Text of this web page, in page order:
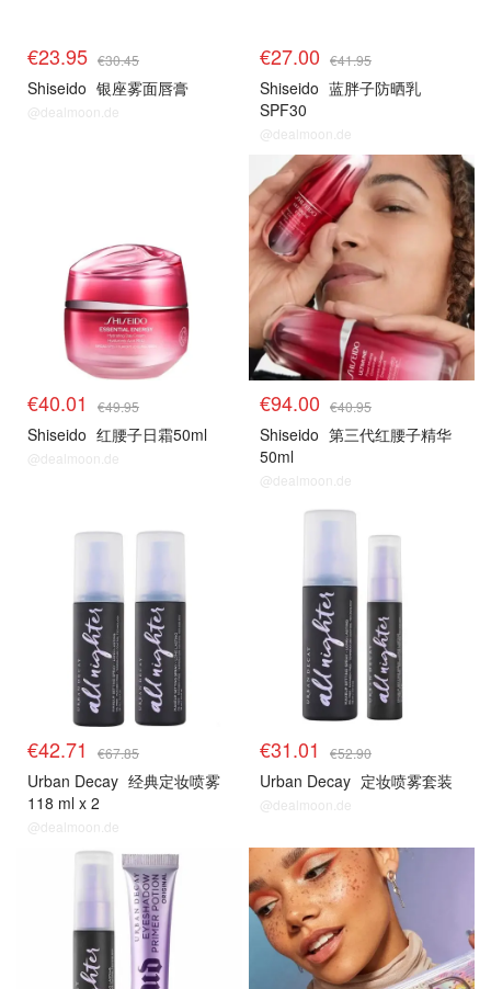
€23.95 €30.45
Shiseido 银座雾面唇膏
@dealmoon.de
€27.00 €41.95
Shiseido 蓝胖子防晒乳
SPF30
@dealmoon.de
€40.01 €49.95
Shiseido 红腰子日霜50ml
@dealmoon.de
资生堂
€94.00 €40.95
Shiseido 第三代红腰子精华
50ml
@dealmoon.de
€42.71 €67.85
Urban Decay 经典定妆喷雾
118 ml x 2
@dealmoon.de
€31.01 €52.90
Urban Decay 定妆喷雾套装
@dealmoon.de
衰败城市